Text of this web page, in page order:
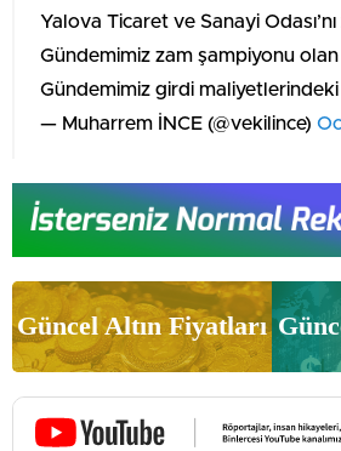
Yalova Ticaret ve Sanayi
Gündemimiz zam şampiyonu
Gündemimiz girdi maliyetlerindeki
— Muharrem İNCE (@vekilince)
Güncel Altın Fiyatları